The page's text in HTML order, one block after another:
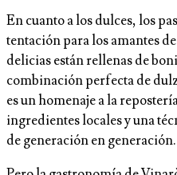
En cuanto a los dulces, los
tentación para los amantes
delicias están rellenas de
combinación perfecta de
es un homenaje a la
ingredientes locales y una
de generación en generación.